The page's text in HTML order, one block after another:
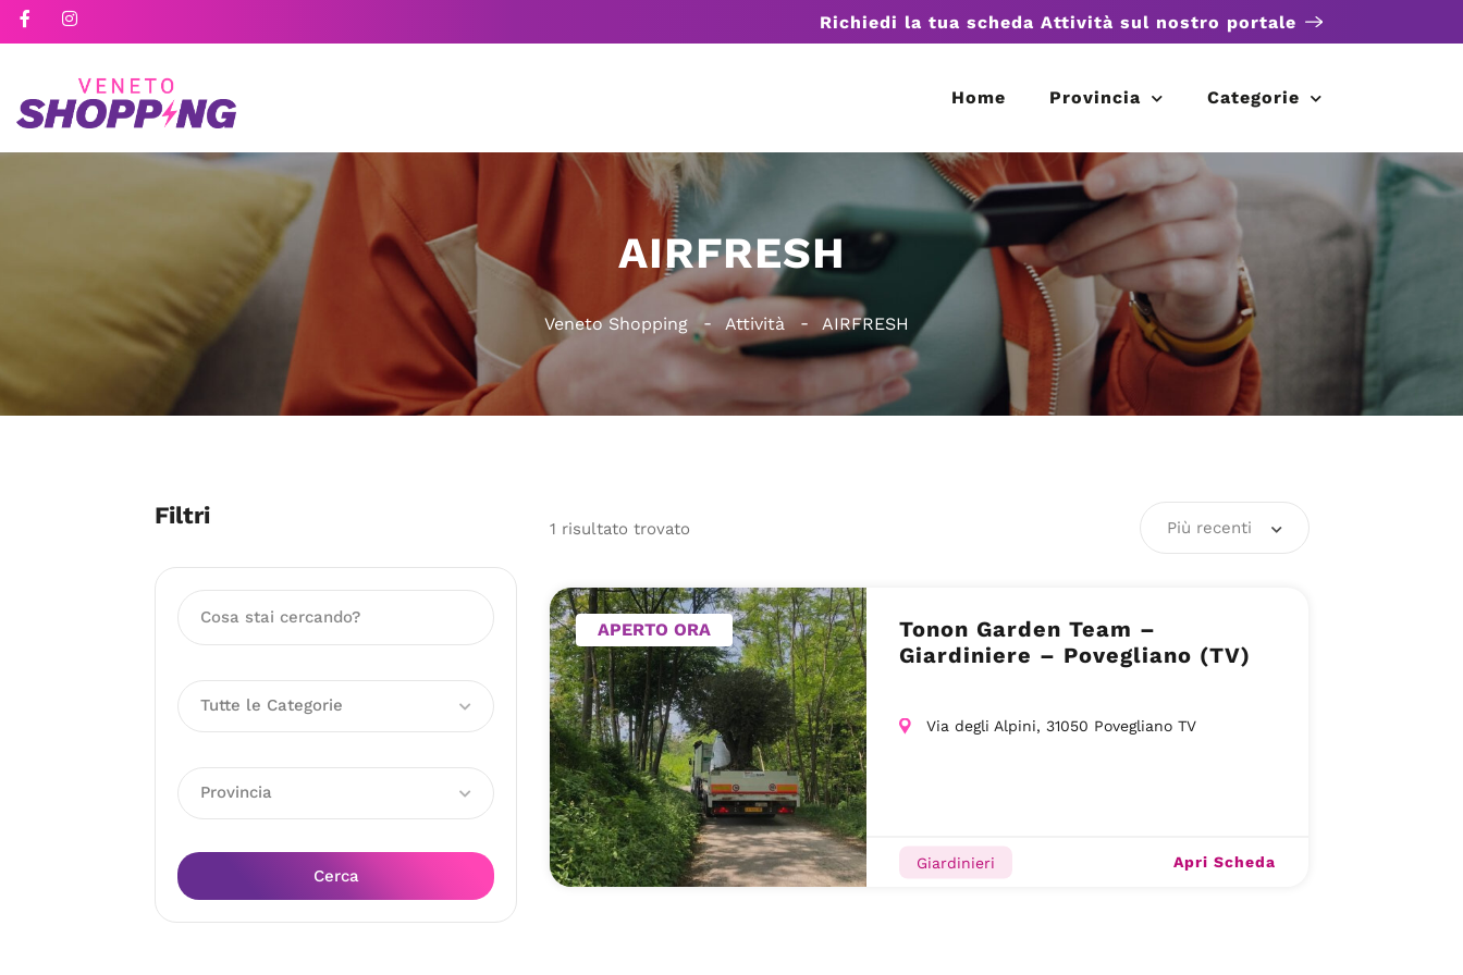
Richiedi la tua scheda Attività sul nostro portale
Home Provincia Categorie
AIRFRESH
Veneto Shopping Attività AIRFRESH
Filtri
Tutte le Categorie
Provincia
Cerca
1 risultato trovato Più recenti
APERTO ORA
Tonon Garden Team –
Giardiniere – Povegliano (TV)
Via degli Alpini, 31050 Povegliano TV
Giardinieri Apri Scheda